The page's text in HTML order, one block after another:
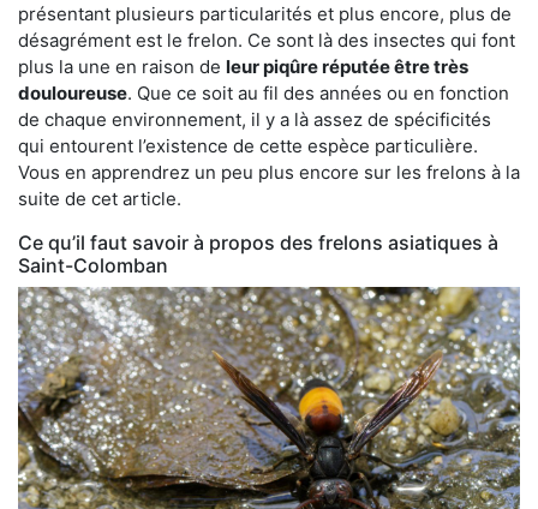
présentant plusieurs particularités et plus encore, plus de
désagrément est le frelon. Ce sont là des insectes qui font
plus la une en raison de leur piqûre réputée être très
douloureuse. Que ce soit au fil des années ou en fonction
de chaque environnement, il y a là assez de spécificités
qui entourent l’existence de cette espèce particulière.
Vous en apprendrez un peu plus encore sur les frelons à la
suite de cet article.
Ce qu’il faut savoir à propos des frelons asiatiques à
Saint-Colomban